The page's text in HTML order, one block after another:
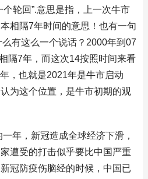
轮回”.意思是指，上一次牛市
相隔7年时间的意思！也有一句
么有这么一个说话？2000年到07
隔7年，而这次14按照时间来看
，也就是2021年是牛市启动
为这个位置，是牛市初期的观
年，新冠造成全球经济下滑，
遭受的打击似乎要比中国严重
冠防疫伤脑经的时候，中国已